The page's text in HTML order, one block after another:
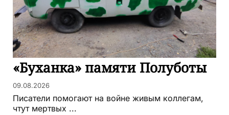
«Буханка» памяти Полуботы
09.08.2026
Писатели помогают на войне живым коллегам,
чтут мертвых ...